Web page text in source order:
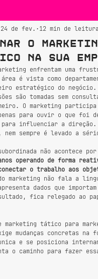
o
na Sua
24 de fev. 12 min de leitura
enfrentam uma
é vista como
estratégico do negócio.
são tomadas sem
O marketing participa
para ouvir o que foi
para influenciar a direção.
sempre é levado a
não acontece
operando de forma
conectar o trabalho aos
marketing não fala a
dados que
fica relegado ao
marketing tático para
mudanças concretas na
e se posiciona
o caminho para fazer